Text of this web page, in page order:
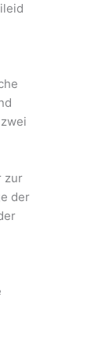
zur
der